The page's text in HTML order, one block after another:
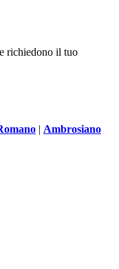
richiedono il tuo
| Ambrosiano